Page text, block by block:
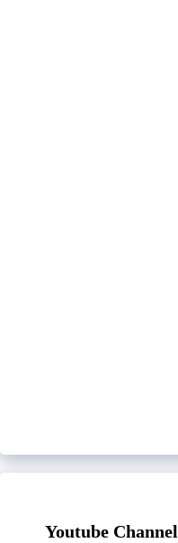
Youtube Channel